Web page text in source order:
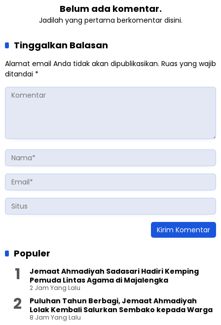
Belum ada komentar.
Jadilah yang pertama berkomentar disini.
Tinggalkan Balasan
Alamat email Anda tidak akan dipublikasikan. Ruas yang wajib
ditandai *
Populer
Jemaat Ahmadiyah Sadasari Hadiri Kemping
Pemuda Lintas Agama di Majalengka
2 Jam Yang Lalu
Puluhan Tahun Berbagi, Jemaat Ahmadiyah
Lolak Kembali Salurkan Sembako kepada Warga
8 Jam Yang Lalu